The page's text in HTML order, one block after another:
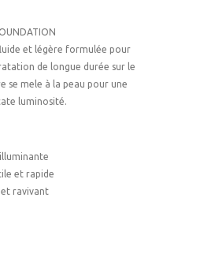
et légère formulée pour
de longue durée sur le
se mele à la peau pour une
luminosité.
et rapide
et ravivant